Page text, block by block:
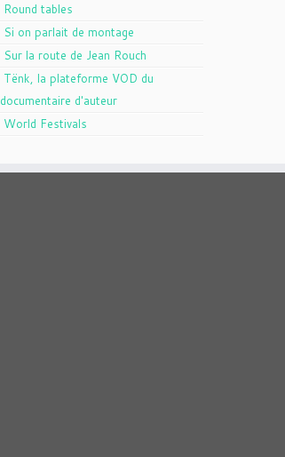
Round tables
Si on parlait de montage
Sur la route de Jean Rouch
Tënk, la plateforme VOD du
documentaire d'auteur
World Festivals